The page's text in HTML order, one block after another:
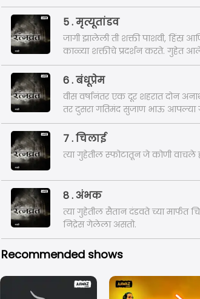
5 . मृत्यूतांडव
जागी झालेली ती शक्ती पाशवी, हिंस्र
काळ्या शक्तीचे प्रदर्शन करते. गुहेत
6 . बंधूप्रेम
वीस वर्षानंतर एक दूर शहरात दोन
तर दुसरा गतिमंद सुजाण भाऊ आपल्या
त्याला नाथालय मधून काढून आपल्या
7 . चिलाई
त्या गुहेतील स्फोटातून जे कोणी
8 . अंभक
त्या गुहेतील सैतान दंडवते च्या मार्फत
निद्रेस गेलेला असतो.
Recommended shows